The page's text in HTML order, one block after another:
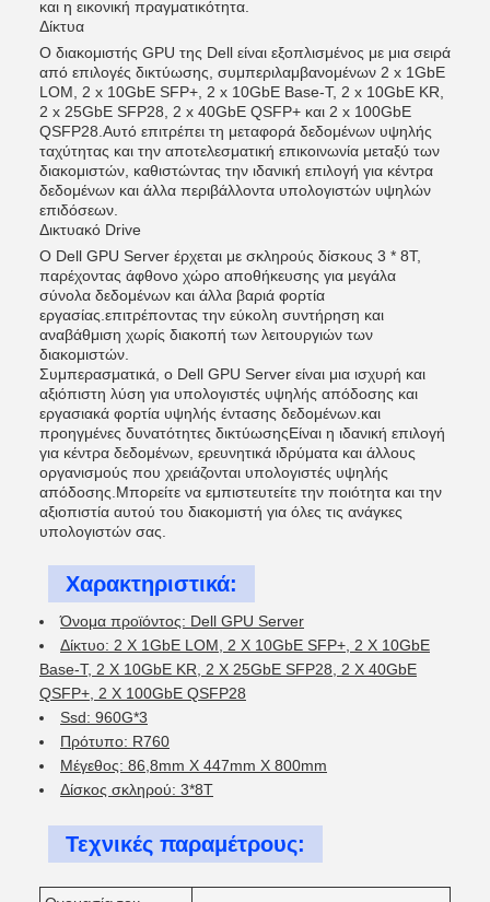
και η εικονική πραγματικότητα.
Δίκτυα
Ο διακομιστής GPU της Dell είναι εξοπλισμένος με μια σειρά
από επιλογές δικτύωσης, συμπεριλαμβανομένων 2 x 1GbE
LOM, 2 x 10GbE SFP+, 2 x 10GbE Base-T, 2 x 10GbE KR,
2 x 25GbE SFP28, 2 x 40GbE QSFP+ και 2 x 100GbE
QSFP28.Αυτό επιτρέπει τη μεταφορά δεδομένων υψηλής
ταχύτητας και την αποτελεσματική επικοινωνία μεταξύ των
διακομιστών, καθιστώντας την ιδανική επιλογή για κέντρα
δεδομένων και άλλα περιβάλλοντα υπολογιστών υψηλών
επιδόσεων.
Δικτυακό Drive
Ο Dell GPU Server έρχεται με σκληρούς δίσκους 3 * 8T,
παρέχοντας άφθονο χώρο αποθήκευσης για μεγάλα
σύνολα δεδομένων και άλλα βαριά φορτία
εργασίας.επιτρέποντας την εύκολη συντήρηση και
αναβάθμιση χωρίς διακοπή των λειτουργιών των
διακομιστών.
Συμπερασματικά, ο Dell GPU Server είναι μια ισχυρή και
αξιόπιστη λύση για υπολογιστές υψηλής απόδοσης και
εργασιακά φορτία υψηλής έντασης δεδομένων.και
προηγμένες δυνατότητες δικτύωσηςΕίναι η ιδανική επιλογή
για κέντρα δεδομένων, ερευνητικά ιδρύματα και άλλους
οργανισμούς που χρειάζονται υπολογιστές υψηλής
απόδοσης.Μπορείτε να εμπιστευτείτε την ποιότητα και την
αξιοπιστία αυτού του διακομιστή για όλες τις ανάγκες
υπολογιστών σας.
Χαρακτηριστικά:
Όνομα προϊόντος: Dell GPU Server
Δίκτυο: 2 X 1GbE LOM, 2 X 10GbE SFP+, 2 X 10GbE
Base-T, 2 X 10GbE KR, 2 X 25GbE SFP28, 2 X 40GbE
QSFP+, 2 X 100GbE QSFP28
Ssd: 960G*3
Πρότυπο: R760
Μέγεθος: 86,8mm X 447mm X 800mm
Δίσκος σκληρού: 3*8T
Τεχνικές παραμέτρους: